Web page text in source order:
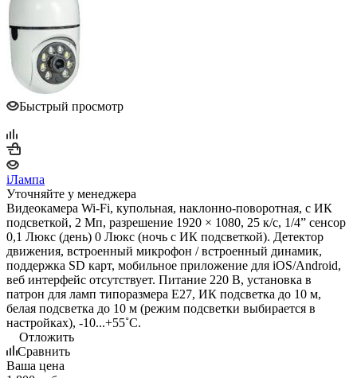
Быстрый просмотр
iЛампа
Уточняйте у менеджера
Видеокамера Wi-Fi, купольная, наклонно-поворотная, с ИК
подсветкой, 2 Мп, разрешение 1920 × 1080, 25 к/с, 1/4” сенсор
0,1 Люкс (день) 0 Люкс (ночь с ИК подсветкой). Детектор
движения, встроенный микрофон / встроенный динамик,
поддержка SD карт, мобильное приложение для iOS/Android,
веб интерфейс отсутствует. Питание 220 В, установка в
патрон для ламп типоразмера E27, ИК подсветка до 10 м,
белая подсветка до 10 м (режим подсветки выбирается в
настройках), -10...+55˚C.
Отложить
Сравнить
Ваша цена